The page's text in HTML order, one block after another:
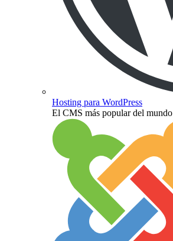
Hosting para WordPress
El CMS más popular del mundo